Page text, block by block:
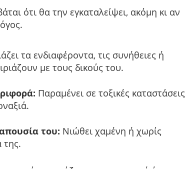
ότι θα την εγκαταλείψει, ακόμη κι αν
τα ενδιαφέροντα, τις συνήθειες ή
με τους δικούς του.
Παραμένει σε τοξικές καταστάσεις
του: Νιώθει χαμένη ή χωρίς
της.